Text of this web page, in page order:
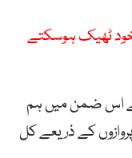
فیصد مریض خود ٹھیک ہوسکتے
نے اس ضمن میں ہم
کے ذریعے کل